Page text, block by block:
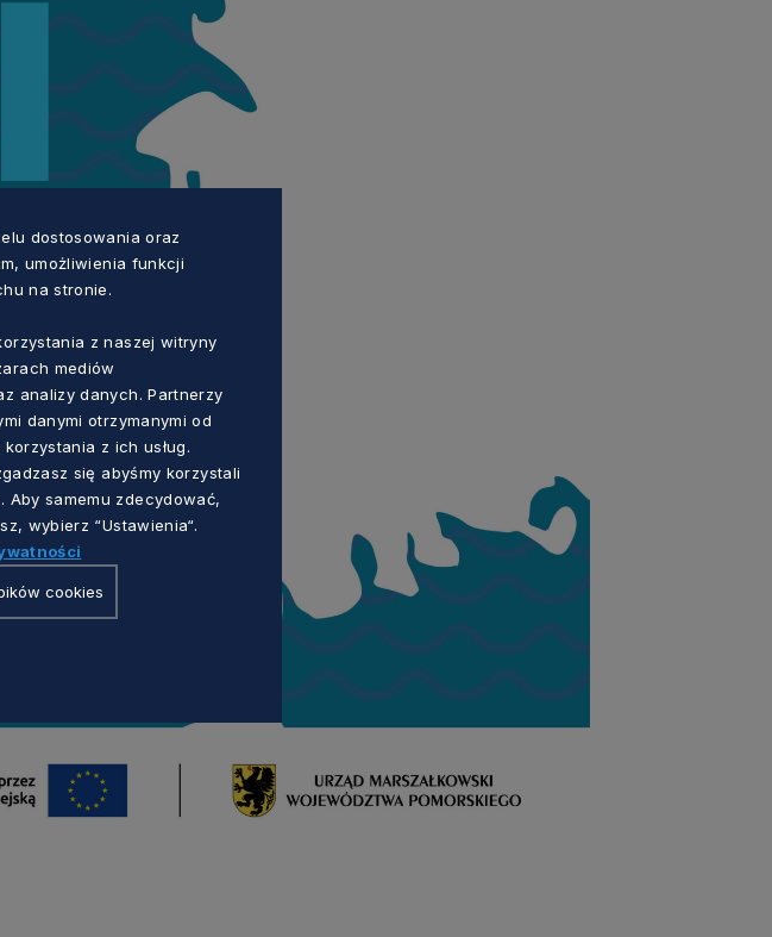
dostosowania oraz
umożliwienia funkcji
na stronie.
z naszej witryny
mediów
analizy danych. Partnerzy
danymi otrzymanymi od
z ich usług.
się abyśmy korzystali
samemu zdecydować,
wybierz “Ustawienia“.
cookies